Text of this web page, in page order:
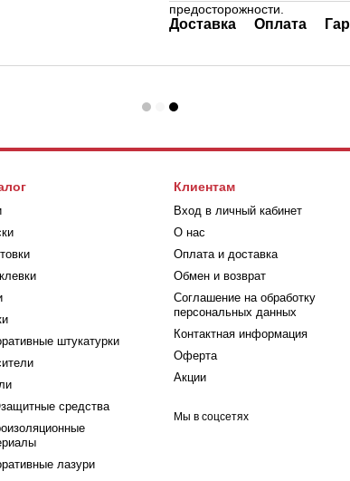
предосторожности.
Доставка Оплата
штукатурки
средства
лазури
Клиентам
Вход в личный кабинет
О нас
Оплата и доставка
Обмен и возврат
Соглашение на обработку
персональных данных
Контактная информация
Оферта
Акции
Мы в соцсетях